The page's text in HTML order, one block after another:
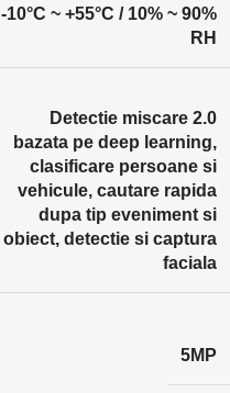
-10°C ~ +55°C / 10% ~ 90%
RH
Detectie miscare 2.0
bazata pe deep learning,
clasificare persoane si
vehicule, cautare rapida
dupa tip eveniment si
obiect, detectie si captura
faciala
5MP